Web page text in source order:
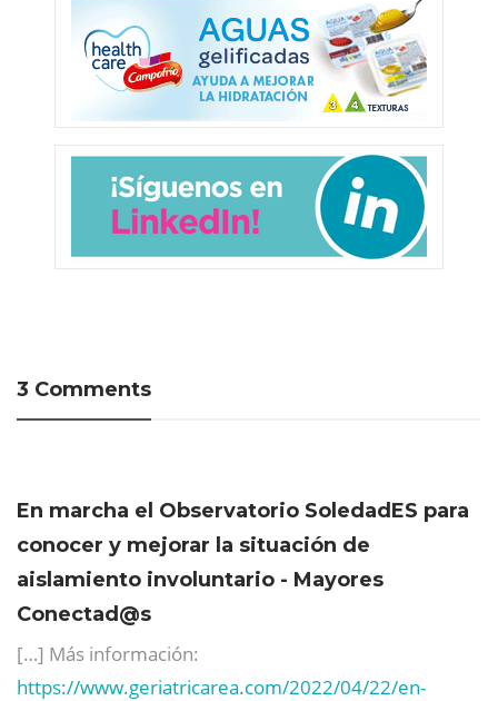
3 Comments
En marcha el Observatorio SoledadES para
conocer y mejorar la situación de
aislamiento involuntario - Mayores
Conectad@s
[…] Más información:
https://www.geriatricarea.com/2022/04/22/en-